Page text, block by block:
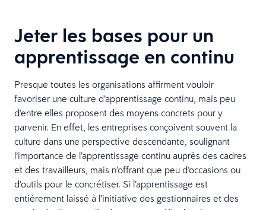
Jeter les bases pour un
apprentissage en continu
Presque toutes les organisations affirment vouloir
favoriser une culture d’apprentissage continu, mais peu
d’entre elles proposent des moyens concrets pour y
parvenir. En effet, les entreprises conçoivent souvent la
culture dans une perspective descendante, soulignant
l’importance de l’apprentissage continu auprès des cadres
et des travailleurs, mais n’offrant que peu d’occasions ou
d’outils pour le concrétiser. Si l’apprentissage est
entièrement laissé à l’initiative des gestionnaires et des